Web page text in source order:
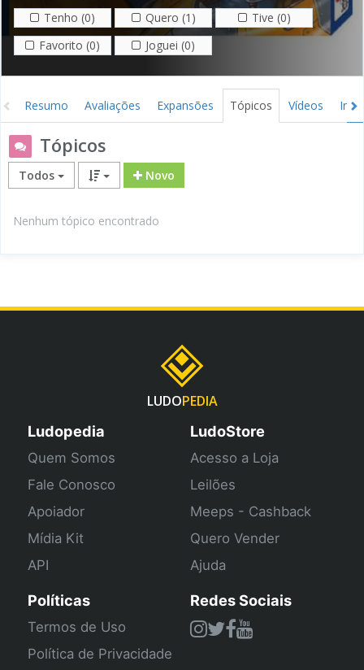
Tenho (0)
Quero (1)
Tive (0)
Favorito (0)
Joguei (0)
Resumo Avaliações Expansões Tópicos Vídeos
Tópicos
Todos Novo
Nenhum tópico encontrado
LUDOPEDIA
Ludopedia
Quem Somos
Fale Conosco
Apoiador
Mídia Kit
API
LudoStore
Acesso a Loja
Leilões
Meeps - Cashback
Quero Vender
Ajuda
Políticas
Termos de Uso
Política de Privacidade
Redes Sociais